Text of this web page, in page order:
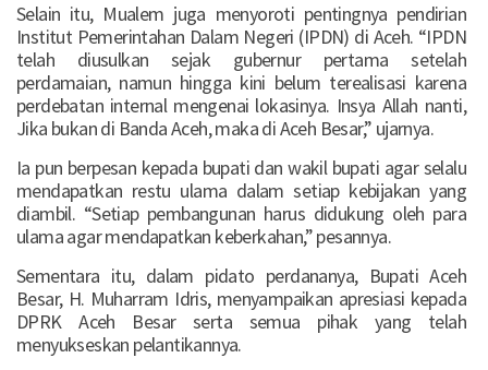
Selain itu, Mualem juga menyoroti pentingnya pendirian
Institut Pemerintahan Dalam Negeri (IPDN) di Aceh. “IPDN
telah diusulkan sejak gubernur pertama setelah
perdamaian, namun hingga kini belum terealisasi karena
perdebatan internal mengenai lokasinya. Insya Allah nanti,
Jika bukan di Banda Aceh, maka di Aceh Besar,” ujarnya.
Ia pun berpesan kepada bupati dan wakil bupati agar selalu
mendapatkan restu ulama dalam setiap kebijakan yang
diambil. “Setiap pembangunan harus didukung oleh para
ulama agar mendapatkan keberkahan,” pesannya.
Sementara itu, dalam pidato perdananya, Bupati Aceh
Besar, H. Muharram Idris, menyampaikan apresiasi kepada
DPRK Aceh Besar serta semua pihak yang telah
menyukseskan pelantikannya.